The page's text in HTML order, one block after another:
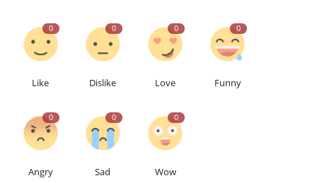
0
Like
0
Dislike
0
Love
0
Funny
0
Angry
0
Sad
0
Wow